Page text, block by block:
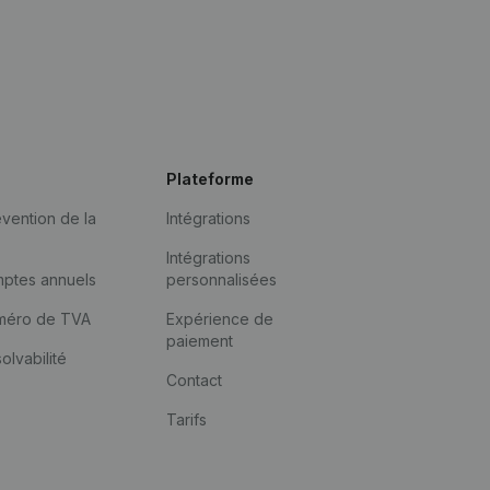
de la
annuels
de TVA
Plateforme
Intégrations
Intégrations
personnalisées
Expérience de
paiement
Contact
Tarifs